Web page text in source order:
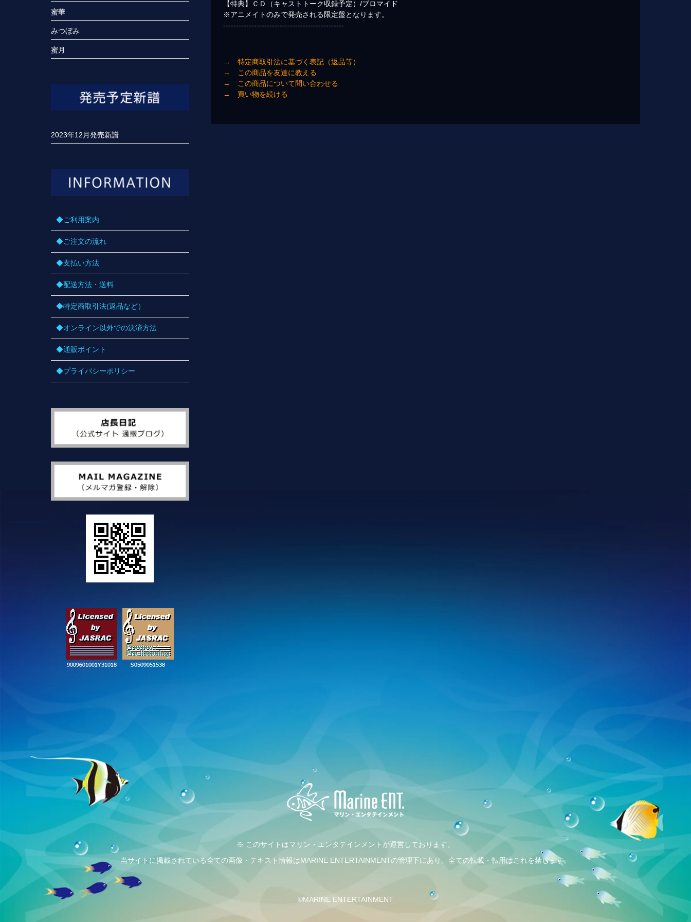
【特典】ＣＤ（キャストトーク収録予定）/ブロマイド
※アニメイトのみで発売される限定盤となります。
-----------------------------------------------
→ 特定商取引法に基づく表記（返品等）
→ この商品を友達に教える
→ この商品について問い合わせる
→ 買い物を続ける
蜜華
みつぼみ
蜜月
2023年12月発売新譜
◆ご利用案内
◆ご注文の流れ
◆支払い方法
◆配送方法・送料
◆特定商取引法(返品など）
◆オンライン以外での決済方法
◆通販ポイント
◆プライバシーポリシー
※ このサイトはマリン・エンタテインメントが運営しております。
当サイトに掲載されている全ての画像・テキスト情報はMARINE ENTERTAINMENTの管理下にあり、全ての転載・転用はこれを禁じます。
©MARINE ENTERTAINMENT